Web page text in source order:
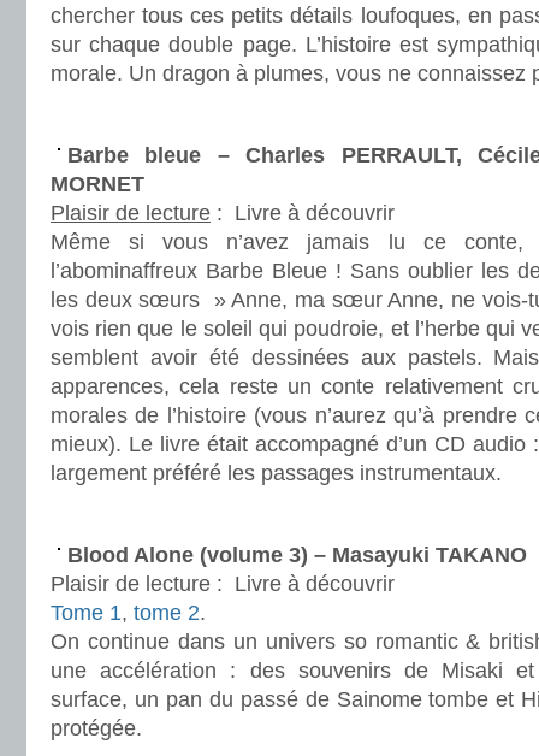
chercher tous ces petits détails loufoques, en
sur chaque double page. L’histoire est
morale. Un dragon à plumes, vous ne connaissez
Barbe bleue – Charles PERRAULT,
MORNET
Plaisir de lecture : Livre à découvrir
Même si vous n’avez jamais lu ce conte,
l’abominaffreux Barbe Bleue ! Sans oublier les
les deux sœurs » Anne, ma sœur Anne, ne vois-
vois rien que le soleil qui poudroie, et l’herbe qui
semblent avoir été dessinées aux pastels.
apparences, cela reste un conte relativement
morales de l’histoire (vous n’aurez qu’à prendre
mieux). Le livre était accompagné d’un CD audio
largement préféré les passages instrumentaux.
Blood Alone (volume 3) – Masayuki TAKANO
Plaisir de lecture : Livre à découvrir
Tome 1, tome 2.
On continue dans un univers so romantic &
une accélération : des souvenirs de Misaki
surface, un pan du passé de Sainome tombe et
protégée.